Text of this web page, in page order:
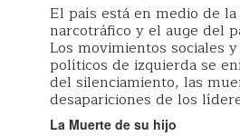
El país está en medio de
narcotráfico y el auge del
Los movimientos sociales
políticos de izquierda se
del silenciamiento, las
desapariciones de los
La Muerte de su hijo